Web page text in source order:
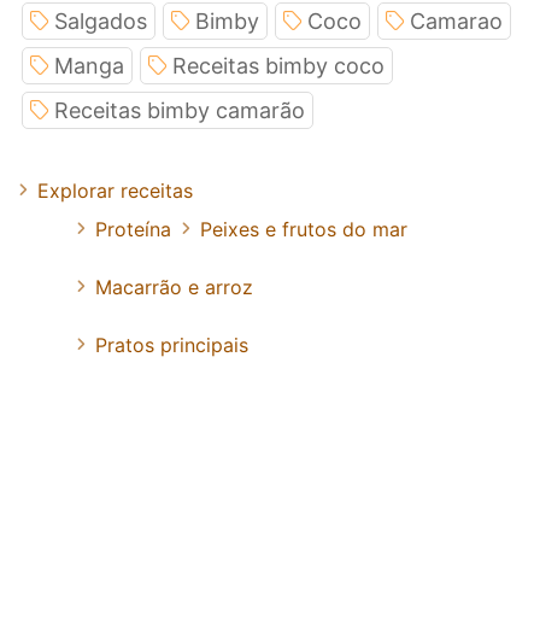
Salgados Bimby Coco
Camarao
Manga
Receitas bimby coco
Receitas bimby camarão
Explorar receitas
Proteína
Peixes e frutos do mar
Macarrão e arroz
Pratos principais